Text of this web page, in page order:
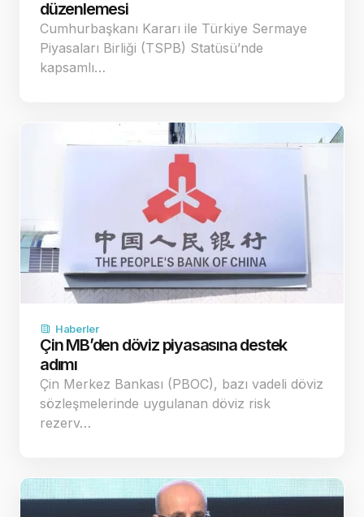
düzenlemesi
Cumhurbaşkanı Kararı ile Türkiye Sermaye
Piyasaları Birliği (TSPB) Statüsü’nde
kapsamlı…
Haberler
Çin MB’den döviz piyasasına destek
adımı
Çin Merkez Bankası (PBOC), bazı vadeli döviz
sözleşmelerinde uygulanan döviz risk
rezerv…